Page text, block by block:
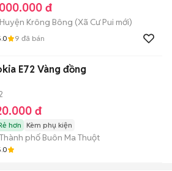
đ
Huyện Krông Bông (Xã Cư Pui mới)
9 đã bán
E72 Vàng đồng
đ
hơn Kèm phụ kiện
Thành phố Buôn Ma Thuột